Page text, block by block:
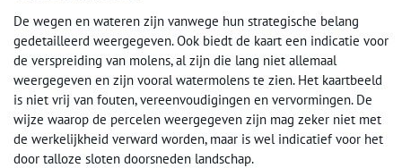
De wegen en wateren zijn vanwege hun strategische belang
gedetailleerd weergegeven. Ook biedt de kaart een indicatie voor
de verspreiding van molens, al zijn die lang niet allemaal
weergegeven en zijn vooral watermolens te zien. Het kaartbeeld
is niet vrij van fouten, vereenvoudigingen en vervormingen. De
wijze waarop de percelen weergegeven zijn mag zeker niet met
de werkelijkheid verward worden, maar is wel indicatief voor het
door talloze sloten doorsneden landschap.